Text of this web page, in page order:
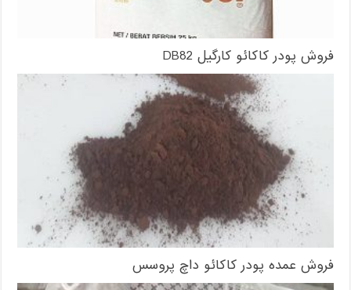
فروش پودر کاکائو کارگیل DB82
فروش عمده پودر کاکائو داچ پروسس